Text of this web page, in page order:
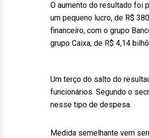
O aumento do resultado foi
um pequeno lucro, de R$
financeiro, com o grupo
grupo Caixa, de R$ 4,14
Um terço do salto do
funcionários. Segundo o
nesse tipo de despesa.
Medida semelhante vem